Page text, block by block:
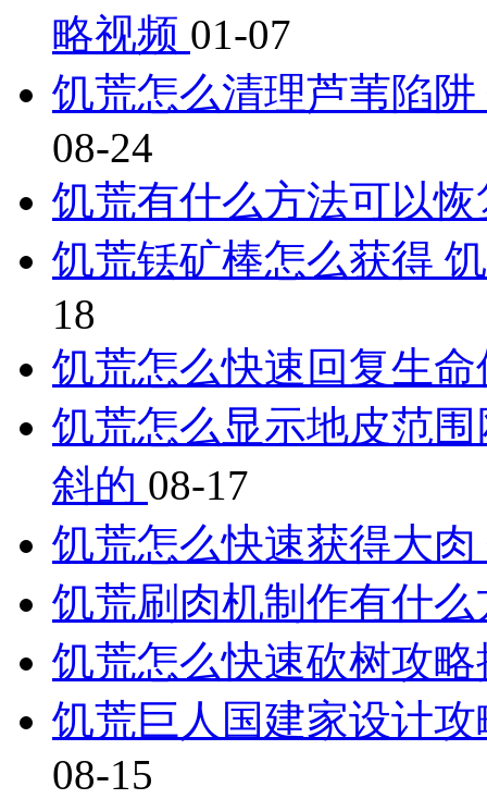
略视频 01-07
饥荒怎么清理芦苇陷
08-24
饥荒有什么方法可以
饥荒铥矿棒怎么获得
18
饥荒怎么快速回复生
饥荒怎么显示地皮范
斜的 08-17
饥荒怎么快速获得大
饥荒刷肉机制作有什
饥荒怎么快速砍树攻
饥荒巨人国建家设计
08-15